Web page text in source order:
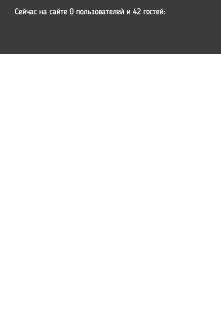
Сейчас на сайте 0 пользователей и 42 гостей: